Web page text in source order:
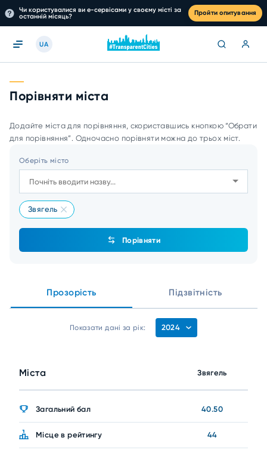
Чи користувалися ви е-сервісами у своєму місті за
останній місяць?
Пройти опитування
UA
Порівняти міста
Додайте міста для порівняння, скориставшись кнопкою “Обрати
для порівняння”. Одночасно порівняти можна до трьох міст.
Оберіть місто
Звягель
Порівняти
Прозорість Підзвітність
Показати дані за рік: 2024
Міста Звягель
Загальний бал 40.50
Місце в рейтингу 44